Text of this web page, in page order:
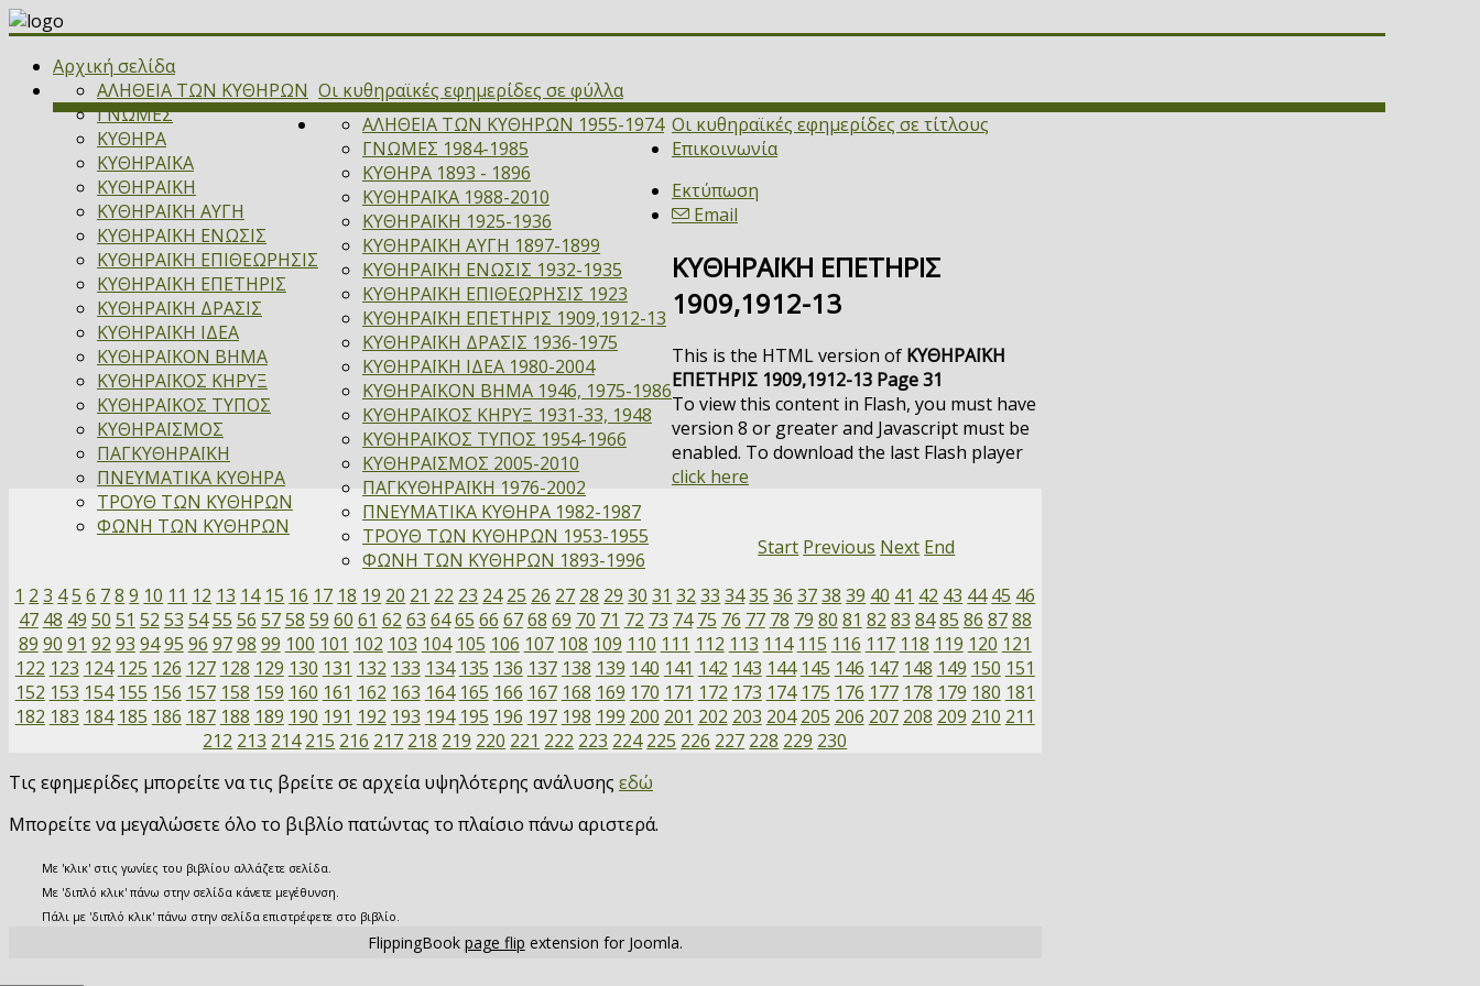
Αρχική σελίδα
Οι κυθηραϊκές εφημερίδες σε φύλλα
ΑΛΗΘΕΙΑ ΤΩΝ ΚΥΘΗΡΩΝ
ΓΝΩΜΕΣ
ΚΥΘΗΡΑ
ΚΥΘΗΡΑΪΚΑ
ΚΥΘΗΡΑΪΚΗ
ΚΥΘΗΡΑΪΚΗ ΑΥΓΗ
ΚΥΘΗΡΑΪΚΗ ΕΝΩΣΙΣ
ΚΥΘΗΡΑΪΚΗ ΕΠΙΘΕΩΡΗΣΙΣ
ΚΥΘΗΡΑΪΚΗ ΕΠΕΤΗΡΙΣ
ΚΥΘΗΡΑΪΚΗ ΔΡΑΣΙΣ
ΚΥΘΗΡΑΪΚΗ ΙΔΕΑ
ΚΥΘΗΡΑΪΚΟΝ ΒΗΜΑ
ΚΥΘΗΡΑΪΚΟΣ ΚΗΡΥΞ
ΚΥΘΗΡΑΪΚΟΣ ΤΥΠΟΣ
ΚΥΘΗΡΑΪΣΜΟΣ
ΠΑΓΚΥΘΗΡΑΪΚΗ
ΠΝΕΥΜΑΤΙΚΑ ΚΥΘΗΡΑ
ΤΡΟΥΘ ΤΩΝ ΚΥΘΗΡΩΝ
ΦΩΝΗ ΤΩΝ ΚΥΘΗΡΩΝ
Οι κυθηραϊκές εφημερίδες σε τίτλους
ΑΛΗΘΕΙΑ ΤΩΝ ΚΥΘΗΡΩΝ 1955-1974
ΓΝΩΜΕΣ 1984-1985
ΚΥΘΗΡΑ 1893 - 1896
ΚΥΘΗΡΑΪΚΑ 1988-2010
ΚΥΘΗΡΑΪΚΗ 1925-1936
ΚΥΘΗΡΑΪΚΗ ΑΥΓΗ 1897-1899
ΚΥΘΗΡΑΪΚΗ ΕΝΩΣΙΣ 1932-1935
ΚΥΘΗΡΑΪΚΗ ΕΠΙΘΕΩΡΗΣΙΣ 1923
ΚΥΘΗΡΑΪΚΗ ΕΠΕΤΗΡΙΣ 1909,1912-13
ΚΥΘΗΡΑΪΚΗ ΔΡΑΣΙΣ 1936-1975
ΚΥΘΗΡΑΪΚΗ ΙΔΕΑ 1980-2004
ΚΥΘΗΡΑΪΚΟΝ ΒΗΜΑ 1946, 1975-1986
ΚΥΘΗΡΑΪΚΟΣ ΚΗΡΥΞ 1931-33, 1948
ΚΥΘΗΡΑΪΚΟΣ ΤΥΠΟΣ 1954-1966
ΚΥΘΗΡΑΪΣΜΟΣ 2005-2010
ΠΑΓΚΥΘΗΡΑΪΚΗ 1976-2002
ΠΝΕΥΜΑΤΙΚΑ ΚΥΘΗΡΑ 1982-1987
ΤΡΟΥΘ ΤΩΝ ΚΥΘΗΡΩΝ 1953-1955
ΦΩΝΗ ΤΩΝ ΚΥΘΗΡΩΝ 1893-1996
Επικοινωνία
Εκτύπωση
Email
ΚΥΘΗΡΑΪΚΗ ΕΠΕΤΗΡΙΣ
1909,1912-13
This is the HTML version of ΚΥΘΗΡΑΪΚΗ
ΕΠΕΤΗΡΙΣ 1909,1912-13 Page 31
To view this content in Flash, you must have
version 8 or greater and Javascript must be
enabled. To download the last Flash player
click here
Start Previous Next End
1 2 3 45 6 78 9 10 11 12 13 14 15 16 17 18 19 20 21 22 23 24 25 26 27 28 29 30 31 32 33 3435 36 3738 39 40 41 42 43 44 45 46
47 48 49 50 51 52 53 5455 56 5758 59 60 61 62 63 6465 66 6768 69 70 71 72 73 74 75 76 77 78 79 80 81 82 83 8485 86 8788
89 90 91 92 93 9495 96 9798 99 100 101 102 103 104 105 106 107 108 109 110 111 112 113 114 115 116 117 118 119 120 121
122 123 124 125 126 127 128 129 130 131 132 133 134 135 136 137 138 139 140 141 142 143 144 145 146 147 148 149 150 151
152 153 154 155 156 157 158 159 160 161 162 163 164 165 166 167 168 169 170 171 172 173 174 175 176 177 178 179 180 181
182 183 184 185 186 187 188 189 190 191 192 193 194 195 196 197 198 199 200 201 202 203 204 205 206 207 208 209 210 211
212 213 214 215 216 217 218 219 220 221 222 223 224 225 226 227 228 229 230
Τις εφημερίδες μπορείτε να τις βρείτε σε αρχεία υψηλότερης ανάλυσης εδώ
Μπορείτε να μεγαλώσετε όλο το βιβλίο πατώντας το πλαίσιο πάνω αριστερά.
Με 'κλικ' στις γωνίες του βιβλίου αλλάζετε σελίδα.
Με 'διπλό κλικ' πάνω στην σελίδα κάνετε μεγέθυνση.
Πάλι με 'διπλό κλικ' πάνω στην σελίδα επιστρέφετε στο βιβλίο.
FlippingBook page flip extension for Joomla.